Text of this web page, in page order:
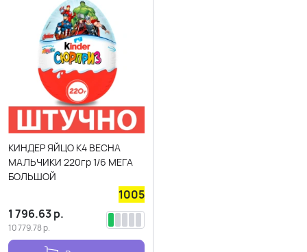
КИНДЕР ЯЙЦО К4 ВЕСНА
МАЛЬЧИКИ 220гр 1/6 МЕГА
БОЛЬШОЙ
1005
1 796.63р.
10 779.78р.